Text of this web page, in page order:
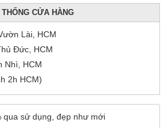
THỐNG CỬA HÀNG
Lài, HCM
Đức, HCM
Nhì, HCM
2h HCM)
qua sử dụng, đẹp như mới